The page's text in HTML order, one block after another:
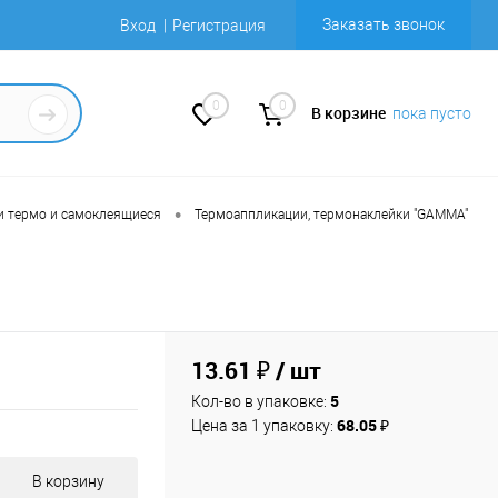
Вход Регистрация Заказать звонок
0 0 В корзине пока пусто
термо и самоклеящиеся • Термоаппликации, термонаклейки "GAMMA"
В корзину
13.61 ₽/ шт
Кол-во в упаковке: 5
Цена за 1 упаковку: 68.05 ₽